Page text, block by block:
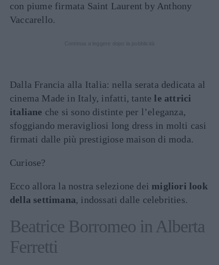
con piume firmata Saint Laurent by Anthony
Vaccarello.
Dalla Francia alla Italia: nella serata dedicata al
cinema Made in Italy, infatti, tante le attrici
italiane che si sono distinte per l’eleganza,
sfoggiando meravigliosi long dress in molti casi
firmati dalle più prestigiose maison di moda.
Curiose?
Ecco allora la nostra selezione dei migliori look
della settimana, indossati dalle celebrities.
Beatrice Borromeo in Alberta
Ferretti